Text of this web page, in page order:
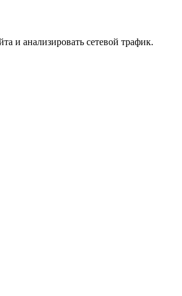
и анализировать сетевой трафик.